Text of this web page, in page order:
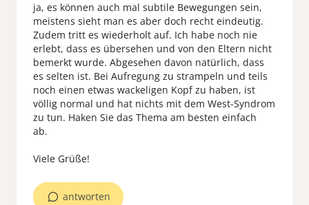
ja, es können auch mal subtile Bewegungen sein,
meistens sieht man es aber doch recht eindeutig.
Zudem tritt es wiederholt auf. Ich habe noch nie
erlebt, dass es übersehen und von den Eltern nicht
bemerkt wurde. Abgesehen davon natürlich, dass
es selten ist. Bei Aufregung zu strampeln und teils
noch einen etwas wackeligen Kopf zu haben, ist
völlig normal und hat nichts mit dem West-Syndrom
zu tun. Haken Sie das Thema am besten einfach
ab.
antworten